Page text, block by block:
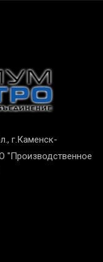
г.Каменск-
"Производственное